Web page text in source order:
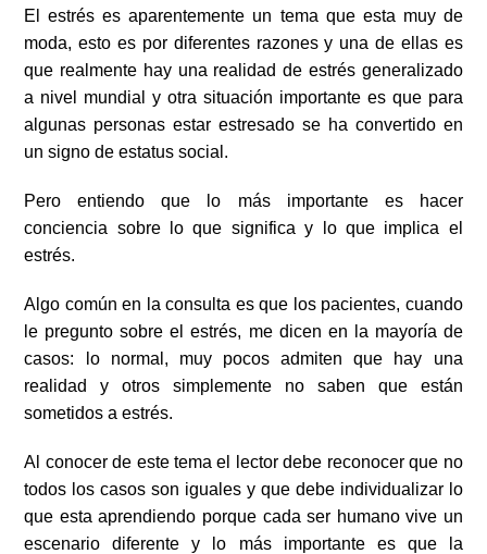
El estrés es aparentemente un tema que esta muy de
moda, esto es por diferentes razones y una de ellas es
que realmente hay una realidad de estrés generalizado
a nivel mundial y otra situación importante es que para
algunas personas estar estresado se ha convertido en
un signo de estatus social.
Pero entiendo que lo más importante es hacer
conciencia sobre lo que significa y lo que implica el
estrés.
Algo común en la consulta es que los pacientes, cuando
le pregunto sobre el estrés, me dicen en la mayoría de
casos: lo normal, muy pocos admiten que hay una
realidad y otros simplemente no saben que están
sometidos a estrés.
Al conocer de este tema el lector debe reconocer que no
todos los casos son iguales y que debe individualizar lo
que esta aprendiendo porque cada ser humano vive un
escenario diferente y lo más importante es que la